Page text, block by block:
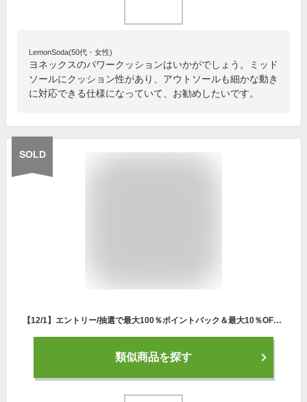
LemonSoda(50代・女性)
ヨネックスのパワークッションはいかがでしょう。ミッド
ソールにクッション性があり、アウトソールも細かな動き
に対応できる仕様になっていて、お勧めしたいです。
SOLD
【12/1】エントリー/抽選で最大100％ポイントバック＆最大10％OFFクーポン ヨネックス パワークッション204 (SHT204) メンズ レディース テニス オールコート用シューズ 3E : ホワイト×ブルー YONEX
類似商品を探す